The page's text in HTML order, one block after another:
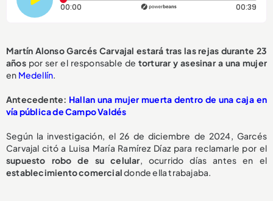
00:00 Tiempo transcurrido: 0 segundos 00:39
Martín Alonso Garcés Carvajal estará tras las rejas durante 23
añospor ser el responsable de torturar y asesinara una mujer
en Medellín.
Antecedente: Hallan una mujer muerta dentro de una caja en
vía pública de Campo Valdés
Según la investigación, el 26 de diciembre de 2024, Garcés
Carvajal citó a Luisa María Ramírez Díaz para reclamarle por el
supuesto robo de su celular, ocurrido días antes en el
establecimiento comercialdonde ella trabajaba.